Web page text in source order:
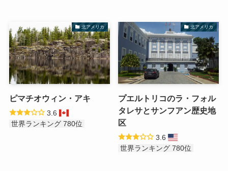
北アメリカ
ピマチオウィン・アキ
3.6
世界ランキング 780位
北アメリカ
プエルトリコのラ・フォル
タレサとサンフアン歴史地
区
3.6
世界ランキング 780位